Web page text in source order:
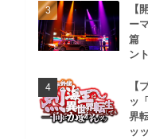
【
ー
篇
ン
【
ッ
界
ッ